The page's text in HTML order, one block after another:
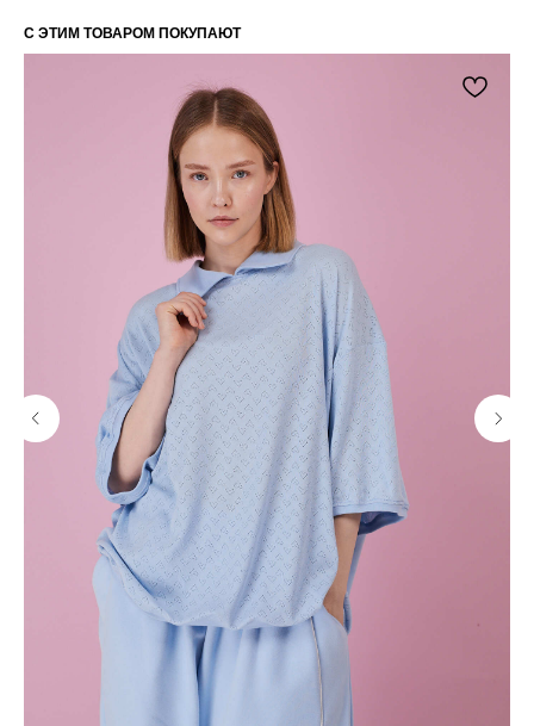
С ЭТИМ ТОВАРОМ ПОКУПАЮТ
Оверсайз для женщин
Оверсайз для мужчин
Оверсайз для детей
Образы со скидкой
Штаны и брюки
Джинсы
Лонгсливы
утболки с принтами
Футболки без принта
Бомберы и куртки
Платья и юбки
ПОЛЕЗНАЯ
ИНФОРМАЦИЯ
О бренде
Блог
Вакансии
Бонусная система
Сервис и помощь
Доставка и оплата
Возврат
Уход за изделиями
Подарочные карты
Оплата долями
Шоурумы
Контакты